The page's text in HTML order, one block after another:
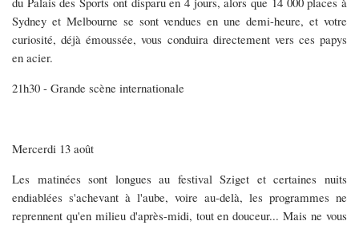
Sydney et Melbourne se sont vendues en une demi-heure, et votre
curiosité, déjà émoussée, vous conduira directement vers ces papys
en acier.
21h30 - Grande scène internationale
Mercerdi 13 août
Les matinées sont longues au festival Sziget et certaines nuits
endiablées s'achevant à l'aube, voire au-delà, les programmes ne
reprennent qu'en milieu d'après-midi, tout en douceur... Mais ne vous